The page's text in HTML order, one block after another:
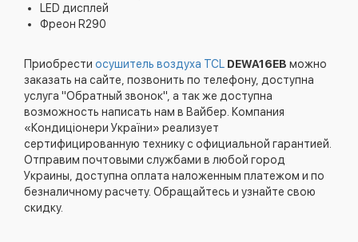
LED дисплей
Фреон R290
Приобрести осушитель воздуха TCL DEWA16EB можно
заказать на сайте, позвонить по телефону, доступна
услуга "Обратный звонок", а так же доступна
возможность написать нам в Вайбер. Компания
«Кондиціонери України» реализует
сертифицированную технику с официальной гарантией.
Отправим почтовыми службами в любой город
Украины, доступна оплата наложенным платежом и по
безналичному расчету. Обращайтесь и узнайте свою
скидку.